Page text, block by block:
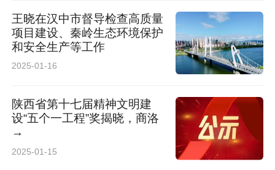
王晓在汉中市督导检查高质量
项目建设、秦岭生态环境保护
和安全生产等工作
2025-01-16
陕西省第十七届精神文明建
设“五个一工程”奖揭晓，商洛
→
2025-01-15